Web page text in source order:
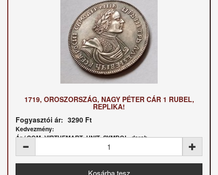
1719, OROSZORSZÁG, NAGY PÉTER CÁR 1 RUBEL,
REPLIKA!
Fogyasztói ár: 3290 Ft
Kedvezmény:
Ár / COM_VIRTUEMART_UNIT_SYMBOL_darab: